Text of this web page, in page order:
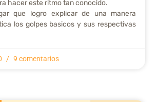
hacer este ritmo tan conocido.
que logro explicar de una manera
los golpes basicos y sus respectivas
9 comentarios